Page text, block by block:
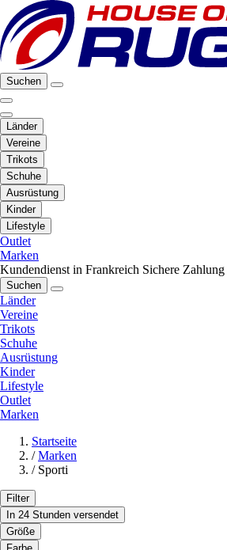
Suchen
Länder
Vereine
Trikots
Schuhe
Ausrüstung
Kinder
Lifestyle
Outlet
Marken
Kundendienst in Frankreich Sichere Zahlung
Suchen
Länder
Vereine
Trikots
Schuhe
Ausrüstung
Kinder
Lifestyle
Outlet
Marken
Startseite
/ Marken
/ Sporti
Filter
In 24 Stunden versendet
Größe